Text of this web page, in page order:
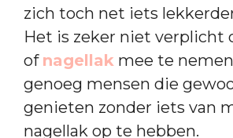
zich toch net iets
Het is zeker niet verplicht
of nagellak mee te
genoeg mensen die
genieten zonder iets van
nagellak op te hebben.